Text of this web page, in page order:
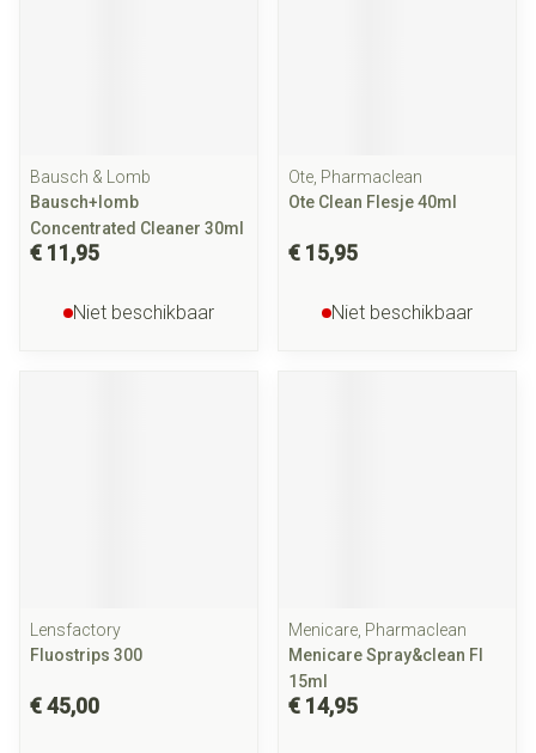
Bausch & Lomb
Bausch+lomb
Concentrated Cleaner 30ml
€ 11,95
Niet beschikbaar
Ote, Pharmaclean
Ote Clean Flesje 40ml
€ 15,95
Niet beschikbaar
Lensfactory
Fluostrips 300
€ 45,00
Menicare, Pharmaclean
Menicare Spray&clean Fl
15ml
€ 14,95